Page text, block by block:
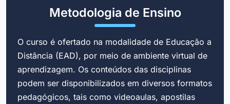
Metodologia de Ensino
O curso é ofertado na modalidade de Educação a
Distância (EAD), por meio de ambiente virtual de
aprendizagem. Os conteúdos das disciplinas
podem ser disponibilizados em diversos formatos
pedagógicos, tais como videoaulas, apostilas